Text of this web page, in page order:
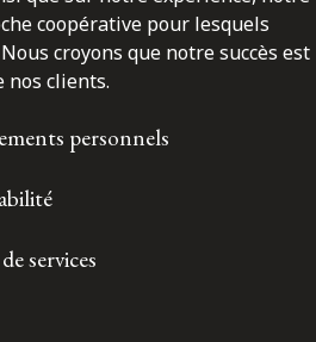
coopérative pour lesquels
croyons que notre succès est
nos clients.
personnels
services